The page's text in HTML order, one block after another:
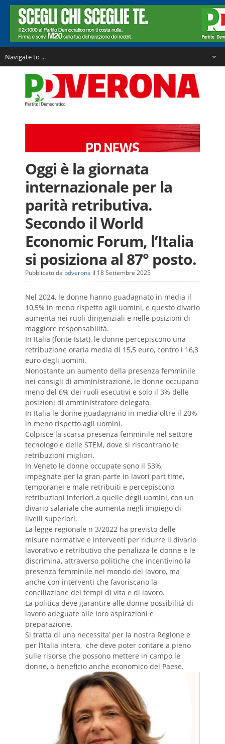
Oggi è la giornata
internazionale per la
parità retributiva.
Secondo il World
Economic Forum, l’Italia
si posiziona al 87° posto.
Pubblicato da pdverona il 18 Settembre 2025
Nel 2024, le donne hanno guadagnato in media il
10,5% in meno rispetto agli uomini, e questo divario
aumenta nei ruoli dirigenziali e nelle posizioni di
maggiore responsabilità​.
In Italia (fonte Istat), le donne percepiscono una
retribuzione oraria media di 15,5 euro, contro i 16,3
euro degli uomini.
Nonostante un aumento della presenza femminile
nei consigli di amministrazione, le donne occupano
meno del 6% dei ruoli esecutivi e solo il 3% delle
posizioni di amministratore delegato​.
In Italia le donne guadagnano in media oltre il 20%
in meno rispetto agli uomini.
Colpisce la scarsa presenza femminile nel settore
tecnologo e delle STEM, dove si riscontrano le
retribuzioni migliori.
In Veneto le donne occupate sono il 53%,
impegnate per la gran parte in lavori part time,
temporanei e male retribuiti e percepiscono
retribuzioni inferiori a quelle degli uomini, con un
divario salariale che aumenta negli impiego di
livelli superiori.
La legge regionale n 3/2022 ha previsto delle
misure normative e interventi per ridurre il divario
lavorativo e retributivo che penalizza le donne e le
discrimina, attraverso politiche che incentivino la
presenza femminile nel mondo del lavoro, ma
anche con interventi che favoriscano la
conciliazione dei tempi di vita e di lavoro.
La politica deve garantire alle donne possibilità di
lavoro adeguate alle loro aspirazioni e
preparazione.
Si tratta di una necessita’ per la nostra Regione e
per l’Italia intera, che deve poter contare a pieno
sulle risorse che possono mettere in campo le
donne, a beneficio anche economico del Paese.